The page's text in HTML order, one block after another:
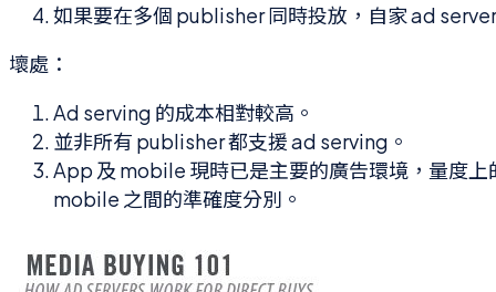
如果要在多個 publisher 同時投放，自家 ad
壞處：
Ad serving 的成本相對較高。
並非所有 publisher 都支援 ad serving。
App 及 mobile 現時已是主要的廣告環境，量度
mobile 之間的準確度分別。